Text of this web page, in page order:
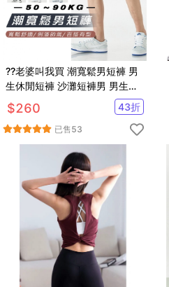
??老婆叫我買 潮寬鬆男短褲 男
生休閒短褲 沙灘短褲男 男生運
動休閒褲 男生工作短褲 跑步短
褲
$260 43折
已售53